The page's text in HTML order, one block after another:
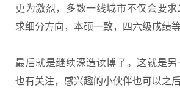
更为激烈，多数一线城市不仅会要
求细分方向，本硕一致，四六级成绩等
最后就是继续深造读博了。这就是
也有关注，感兴趣的小伙伴也可以之后